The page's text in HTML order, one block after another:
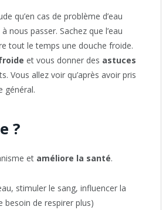
qu’en cas de problème d’eau
nous passer. Sachez que l’eau
tout le temps une douche froide.
et vous donner des astuces
Vous allez voir qu’après avoir pris
général.
?
et améliore la santé.
stimuler le sang, influencer la
besoin de respirer plus)